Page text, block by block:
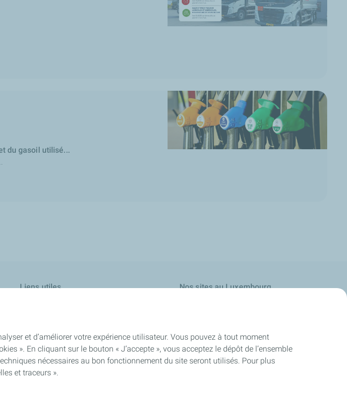
du gasoil utilisé...
Liens utiles
Découvrir nos dernières actualités
Nos sites au Luxembourg
et d’améliorer votre expérience utilisateur. Vous pouvez à tout moment
». En cliquant sur le bouton « J’accepte », vous acceptez le dépôt de l’ensemble
nécessaires au bon fonctionnement du site seront utilisés. Pour plus
et traceurs ».